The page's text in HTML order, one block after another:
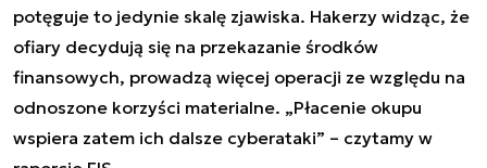
potęguje to jedynie skalę zjawiska. Hakerzy widząc, że
ofiary decydują się na przekazanie środków
finansowych, prowadzą więcej operacji ze względu na
odnoszone korzyści materialne. „Płacenie okupu
wspiera zatem ich dalsze cyberataki” – czytamy w